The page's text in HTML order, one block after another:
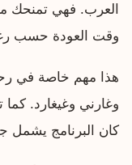
العرب. فهي تمنحك
وقت العودة حسب
هذا مهم خاصة في
وغارني وغيغارد. كما
كان البرنامج يشمل